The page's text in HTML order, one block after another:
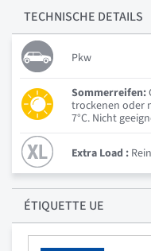
TECHNISCHE DETAILS
Pkw
Sommerreifen:
trockenen oder
7°C. Nicht
Extra Load :
ÉTIQUETTE UE